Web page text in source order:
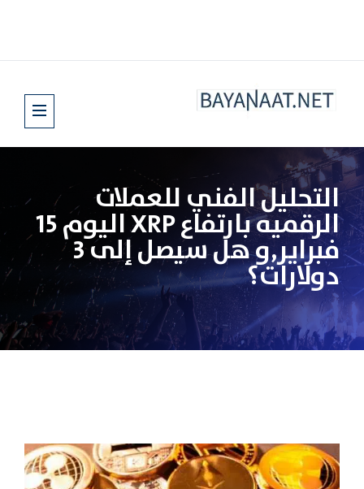
التحليل الفني للعملات
الرقميه بارتفاع XRP اليوم 15
فبراير,و هل سيصل إلى 3
دولارات؟